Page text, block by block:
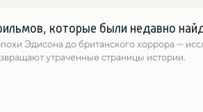
которые были недавно
Эдисона до британского хоррора —
утраченные страницы истории.